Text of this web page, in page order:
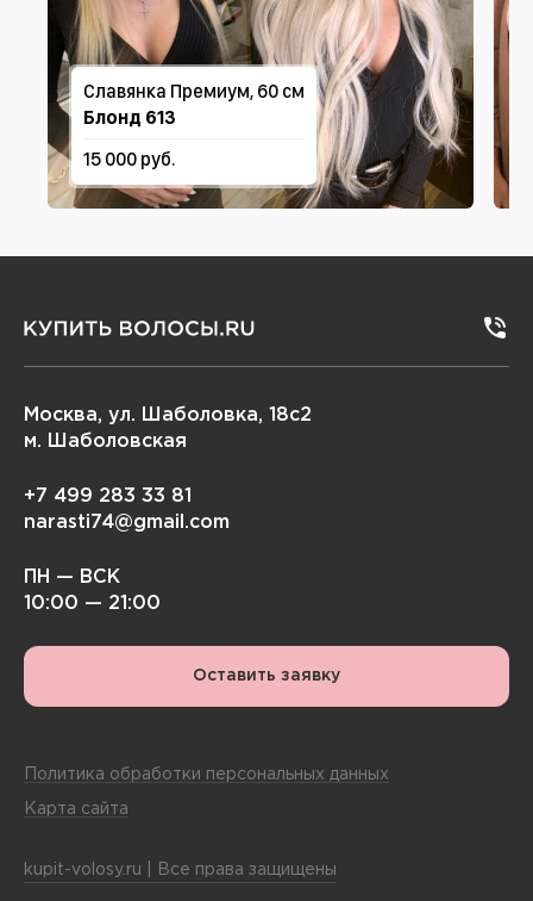
Славянка Премиум, 60 см
Блонд 613
15 000 руб.
Москва, ул. Шаболовка, 18с2
м. Шаболовская
+7 499 283 33 81
narasti74@gmail.com
ПН — ВСК
10:00 — 21:00
Оставить заявку
Политика обработки персональных данных
Карта сайта
kupit-volosy.ru | Все права защищены